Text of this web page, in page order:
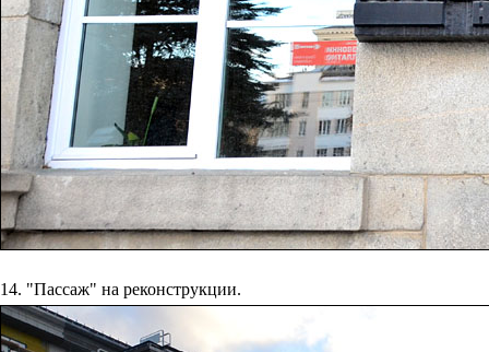
14. "Пассаж" на реконструкции.